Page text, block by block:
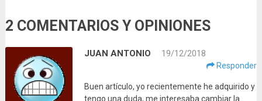
2 COMENTARIOS Y OPINIONES
JUAN ANTONIO 19/12/2018
Responder
Buen artículo, yo recientemente he adquirido y
tengo una duda, me interesaba cambiar la